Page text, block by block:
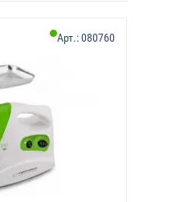
Арт.:080760